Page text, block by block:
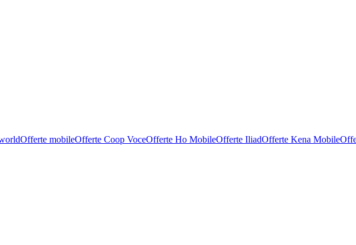
Offerte mobileOfferte Coop VoceOfferte Ho MobileOfferte IliadOfferte Kena Mobile